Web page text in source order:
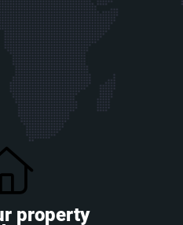
property